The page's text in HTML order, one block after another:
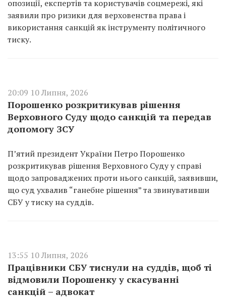
опозиції, експертів та користувачів соцмережі, які
заявили про ризики для верховенства права і
використання санкцій як інструменту політичного
тиску.
20:09 10 Липня, 2026
Порошенко розкритикував рішення
Верховного Суду щодо санкцій та передав
допомогу ЗСУ
П’ятий президент України Петро Порошенко
розкритикував рішення Верховного Суду у справі
щодо запроваджених проти нього санкцій, заявивши,
що суд ухвалив “ганебне рішення” та звинувативши
СБУ у тиску на суддів.
13:55 10 Липня, 2026
Працівники СБУ тиснули на суддів, щоб ті
відмовили Порошенку у скасуванні
санкцій – адвокат